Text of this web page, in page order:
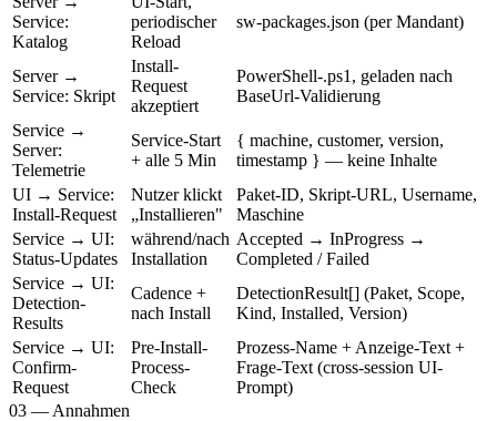
Service:
Katalog
periodischer
Reload
sw-packages.json (per Mandant)
Server →
Service: Skript
Install-
Request
akzeptiert
PowerShell-.ps1, geladen nach
BaseUrl-Validierung
Service →
Server:
Telemetrie
Service-Start
+ alle 5 Min
{ machine, customer, version,
timestamp } — keine Inhalte
UI → Service:
Install-Request
Nutzer klickt
„Installieren"
Paket-ID, Skript-URL, Username,
Maschine
Service → UI:
Status-Updates
während/nach
Installation
Accepted → InProgress →
Completed / Failed
Service → UI:
Detection-
Results
Cadence +
nach Install
DetectionResult[] (Paket, Scope,
Kind, Installed, Version)
Service → UI:
Confirm-
Request
Pre-Install-
Process-
Check
Prozess-Name + Anzeige-Text +
Frage-Text (cross-session UI-
Prompt)
03 — Annahmen